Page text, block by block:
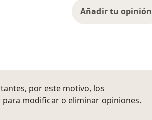
Añadir tu opinión
por este motivo, los
modificar o eliminar opiniones.